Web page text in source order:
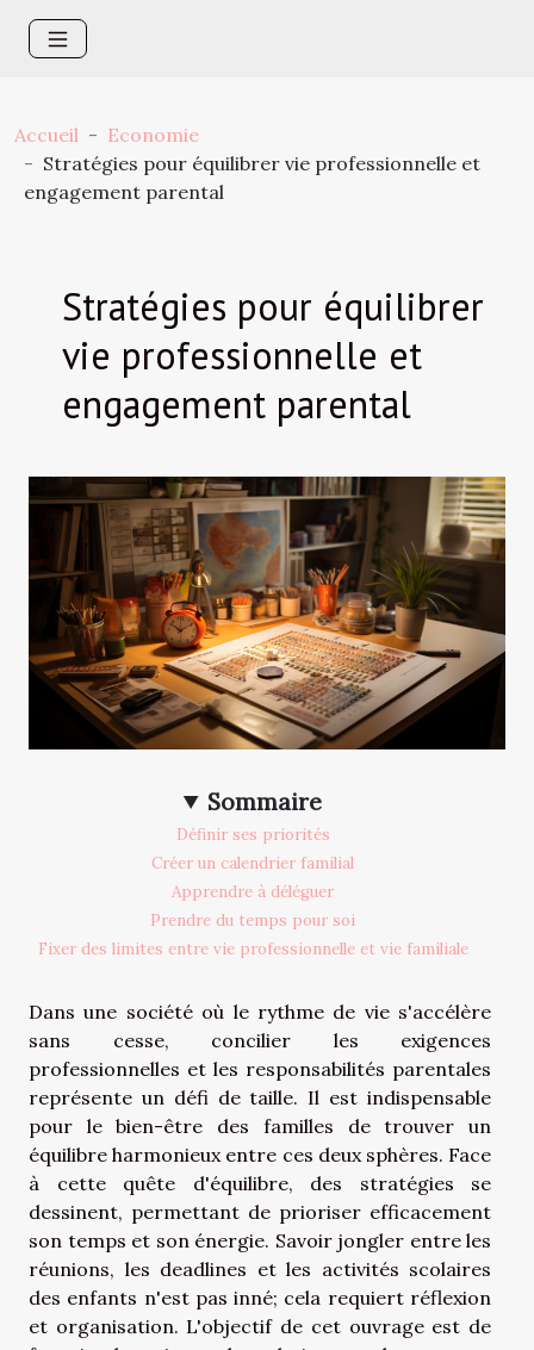
Accueil
Economie
Stratégies pour équilibrer vie professionnelle et
engagement parental
Stratégies pour équilibrer
vie professionnelle et
engagement parental
Sommaire
Définir ses priorités
Créer un calendrier familial
Apprendre à déléguer
Prendre du temps pour soi
Fixer des limites entre vie professionnelle et vie familiale
Dans une société où le rythme de vie s'accélère
sans cesse, concilier les exigences
professionnelles et les responsabilités parentales
représente un défi de taille. Il est indispensable
pour le bien-être des familles de trouver un
équilibre harmonieux entre ces deux sphères. Face
à cette quête d'équilibre, des stratégies se
dessinent, permettant de prioriser efficacement
son temps et son énergie. Savoir jongler entre les
réunions, les deadlines et les activités scolaires
des enfants n'est pas inné; cela requiert réflexion
et organisation. L'objectif de cet ouvrage est de